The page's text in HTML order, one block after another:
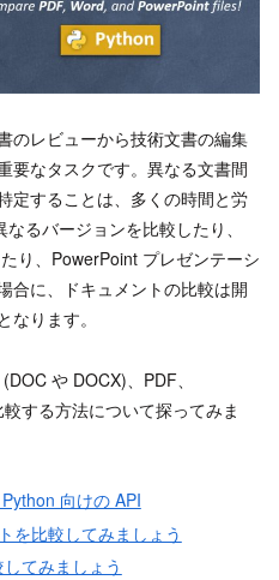
のレビューから技術文書の編集
要なタスクです。異なる文書間
定することは、多くの時間と労
るバージョンを比較したり、
り、PowerPoint プレゼンテーシ
合に、ドキュメントの比較は開
ります。
や DOCX)、PDF、
する方法について探ってみま
向けの API
を比較してみましょう
てみましょう